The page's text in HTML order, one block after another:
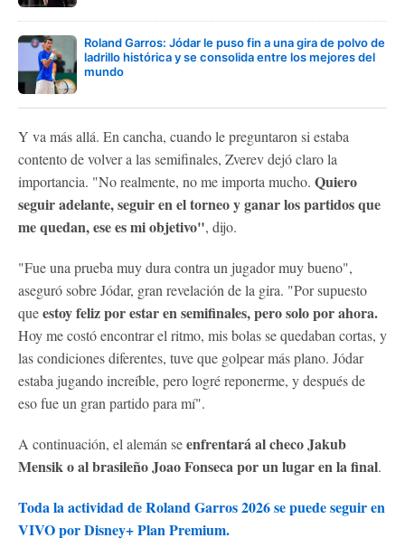
Roland Garros: Jódar le puso fin a una gira de polvo de
ladrillo histórica y se consolida entre los mejores del
mundo
Y va más allá. En cancha, cuando le preguntaron si estaba
contento de volver a las semifinales, Zverev dejó claro la
importancia. "No realmente, no me importa mucho. Quiero
seguir adelante, seguir en el torneo y ganar los partidos que
me quedan, ese es mi objetivo", dijo.
"Fue una prueba muy dura contra un jugador muy bueno",
aseguró sobre Jódar, gran revelación de la gira. "Por supuesto
queestoy feliz por estar en semifinales, pero solo por ahora.
Hoy me costó encontrar el ritmo, mis bolas se quedaban cortas, y
las condiciones diferentes, tuve que golpear más plano. Jódar
estaba jugando increíble, pero logré reponerme, y después de
eso fue un gran partido para mí".
A continuación, el alemán seenfrentará al checo Jakub
Mensik o al brasileño Joao Fonseca por un lugar en la final.
Toda la actividad de Roland Garros 2026 se puede seguir en
VIVO por Disney+ Plan Premium.